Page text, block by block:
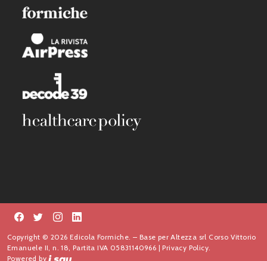
Copyright © 2026 Edicola Formiche. – Base per Altezza srl Corso Vittorio
Emanuele II, n. 18, Partita IVA 05831140966 |Privacy Policy.
Powered by